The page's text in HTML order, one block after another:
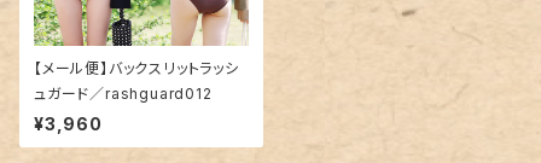
【メール便】バックスリットラッシ
ュガード／rashguard012
¥3,960